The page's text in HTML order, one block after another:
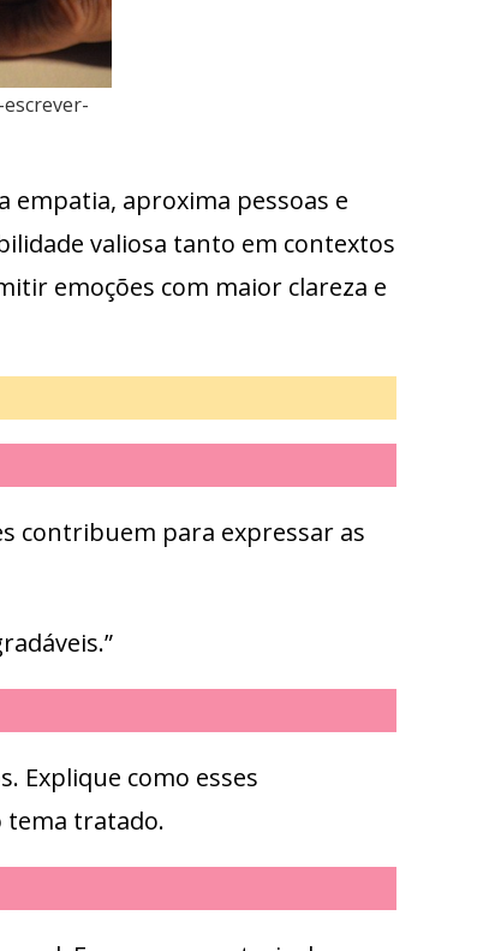
empatia, aproxima pessoas e
valiosa tanto em contextos
emoções com maior clareza e
contribuem para expressar as
Explique como esses
tema tratado.